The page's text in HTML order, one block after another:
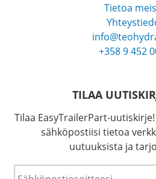
Tietoa
+358 9 452
TILAA
Tilaa EasyTrailerPart-
sähköpostiisi tietoa
uutuuksista ja